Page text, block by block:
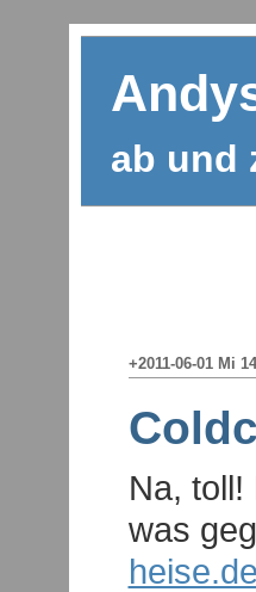
ab und
+2011-06-01 Mi
Na,
was
heise.de